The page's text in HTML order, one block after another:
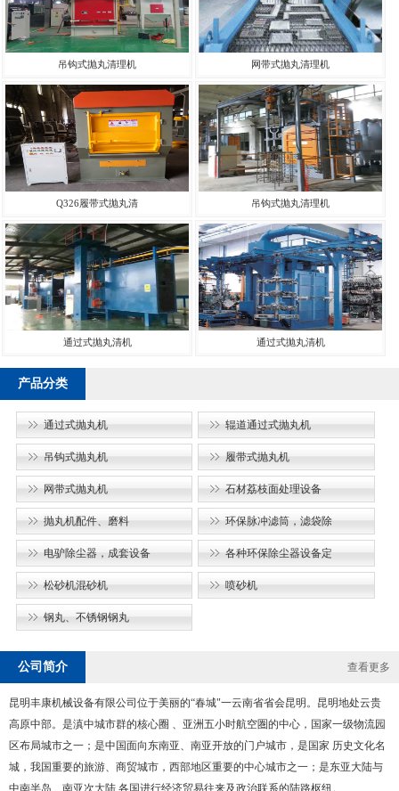
吊钩式抛丸清理机 网带式抛丸清理机
Q326履带式抛丸清 吊钩式抛丸清理机
通过式抛丸清机 通过式抛丸清机
产品分类
通过式抛丸机 辊道通过式抛丸机
吊钩式抛丸机 履带式抛丸机
网带式抛丸机 石材荔枝面处理设备
抛丸机配件、磨料 环保脉冲滤筒，滤袋除
电驴除尘器，成套设备 各种环保除尘器设备定
松砂机混砂机 喷砂机
钢丸、不锈钢钢丸
公司简介 查看更多
昆明丰康机械设备有限公司位于美丽的“春城"一云南省省会昆明。昆明地处云贵
高原中部。是滇中城市群的核心圈 、亚洲五小时航空圏的中心，国家一级物流园
区布局城市之一；是中国面向东南亚、南亚开放的门户城市，是国家 历史文化名
城，我国重要的旅游、商贸城市，西部地区重要的中心城市之一；是东亚大陆与
中南半岛、南亚次大陆 各国进行经济贸易往来及政治联系的陆路枢纽。